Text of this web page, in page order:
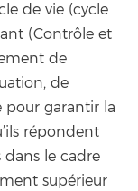
de vie (cycle
(Contrôle et
de
de
pour garantir la
répondent
dans le cadre
supérieur